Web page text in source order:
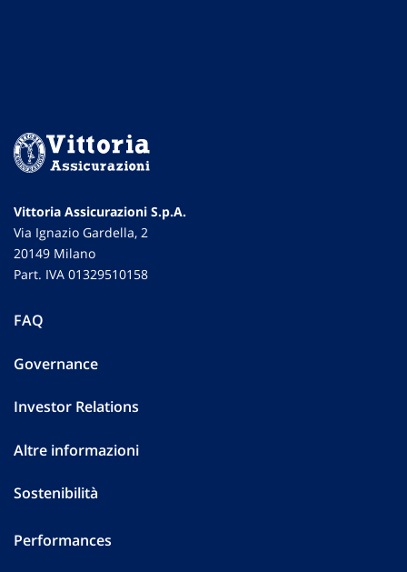
Vittoria Assicurazioni S.p.A.
Via Ignazio Gardella, 2
20149 Milano
Part. IVA 01329510158
FAQ
Governance
Investor Relations
Altre informazioni
Sostenibilità
Performances